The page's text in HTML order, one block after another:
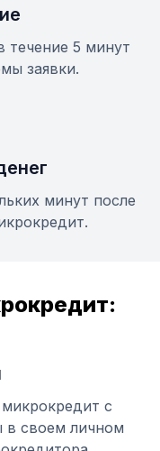
течение 5 минут
заявки.
минут после
с
в своем личном